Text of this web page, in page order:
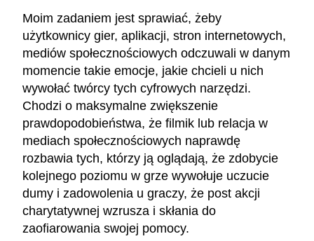
Moim zadaniem jest sprawiać, żeby
użytkownicy gier, aplikacji, stron internetowych,
mediów społecznościowych odczuwali w danym
momencie takie emocje, jakie chcieli u nich
wywołać twórcy tych cyfrowych narzędzi.
Chodzi o maksymalne zwiększenie
prawdopodobieństwa, że filmik lub relacja w
mediach społecznościowych naprawdę
rozbawia tych, którzy ją oglądają, że zdobycie
kolejnego poziomu w grze wywołuje uczucie
dumy i zadowolenia u graczy, że post akcji
charytatywnej wzrusza i skłania do
zaofiarowania swojej pomocy.